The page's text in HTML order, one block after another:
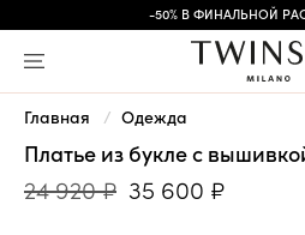
-50% В ФИНАЛЬНОЙ
Главная Одежда
Платье из букле с
24 920 ₽ 35 600 ₽